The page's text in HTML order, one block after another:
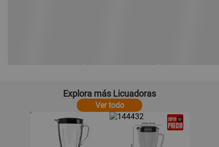
Explora más Licuadoras
Ver todo